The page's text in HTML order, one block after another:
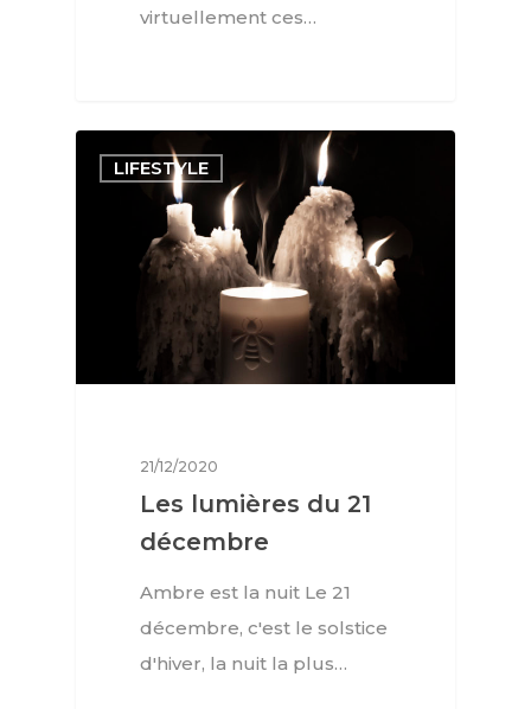
virtuellement ces…
LIFESTYLE
21/12/2020
Les lumières du 21
décembre
Ambre est la nuit Le 21
décembre, c'est le solstice
d'hiver, la nuit la plus…